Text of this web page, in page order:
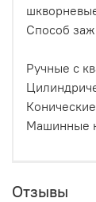
Способ
Ручные с
Машинные
Отзывы